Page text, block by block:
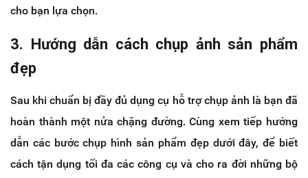
cho bạn lựa chọn.
3. Hướng dẫn cách chụp ảnh sản phẩm
đẹp
Sau khi chuẩn bị đầy đủ dụng cụ hỗ trợ chụp ảnh là bạn đã
hoàn thành một nửa chặng đường. Cùng xem tiếp hướng
dẫn các bước chụp hình sản phẩm đẹp dưới đây, để biết
cách tận dụng tối đa các công cụ và cho ra đời những bộ